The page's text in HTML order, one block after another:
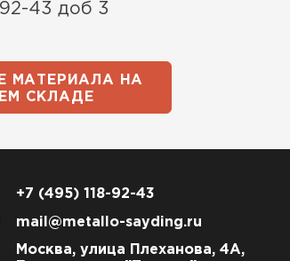
43 доб 3
МАТЕРИАЛА НА
СКЛАДЕ
+7 (495) 118-92-43
mail@metallo-sayding.ru
Москва, улица Плеханова, 4А,